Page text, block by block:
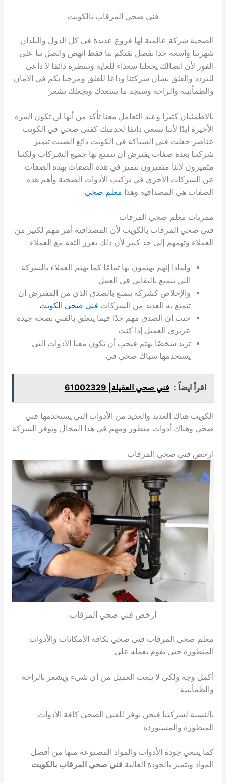
فني صحي المرقاب بالكويت
الصحية شركة عالمية لها فروع عديدة في كل الدول والبلدان
شهرتنا واسعة جدا بفضل ثقتكم بنا فقط انهض واتصل بنا على
الفور لأن اتصالك يجعلنا سعداء للغاية وننتظره دائمًا لا داعي
للتردد والقلق بشأن شركتنا وداعا للقلق ومرحبا بكم في الأمان
والطمأنينة والراحة وستجد ما يسعدك ويجعلك تشعر
بالاطمئنان كثيرا وعند التعامل معنا تأكد من أنها لن تكون المرة
الأخيرة أبدًا لأننا نسعى دائمًا لخدمتك كفني صحي في الكويت
عناصر جعلت فني السباكة في الكويت ذائع الصيت تتميز
شركتنا بعدة صفات يفترض أن تتمتع بها جميع الشركات ولكننا
متميزون لأننا متميزون نتميز في هذه الصفات بهذه الصفات
عن الشركات الأخرى في تركيب الأدوات الصحية وأهم هذه
الصفات هي المصداقية وهذا معلم صحي
ممزيات معلم صحي المرقاب
فني صحي المرقاب بالكويت لأن المصداقية أمر مهم لكثير من
العملاء وتهمهم إلى حد كبير لأن ذلك يعزز الثقة مع العملاء
ولماذا إنهم يهتمون بها تمامًا كما يهتم العملاء بالشركة
التي تتمتع بالتفاني في العمل
والإخلاص كشركة يتمتع بالصدق الذي من المفترض أن
تتمتع به العديد من الشركات فني صحي الكويت
حيث أن الصدق مهم جدًا فيما يتعلق بالفني بصحة جيدة
عزيزي العميل إذا كنت
تريد شخصًا يهتم فيجب أن تكون معنا الأدوات التي
يستخدمها سباك صحي في
اقرأ ايضاً : فني صحي العقيلة| 61002329
الكويت هناك العديد والعديد من الأدوات التي يستخدمها فني
صحي وهناك أدوات متطور ومهم في هذا المجال وتوفر الشركة
ارخص فني صحي المرقاب
ارخص فني صحي المرقاب
معلم صحي المرقاب فني صحي بكافة الإمكانات والأدوات
المتطورة حتى يقوم بعمله على
أكمل وجه ولكي لا يتعب العميل من أي شيء ويشعر بالراحة
والطمأنينة
بالنسبة لشركتنا فنحن نوفر للفني الصحي كافة الأدوات
المتطورة والمستوردة
كما ينبغي جودة الأدوات والمواد المصنوعة منها من أفضل
المواد وتتميز بالجودة العالية فني صحي المرقاب بالكويت